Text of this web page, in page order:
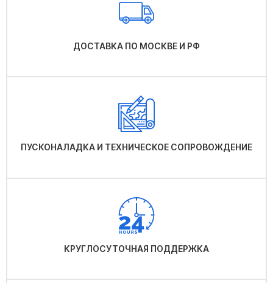
ДОСТАВКА ПО МОСКВЕ И РФ
ПУСКОНАЛАДКА И ТЕХНИЧЕСКОЕ СОПРОВОЖДЕНИЕ
КРУГЛОСУТОЧНАЯ ПОДДЕРЖКА